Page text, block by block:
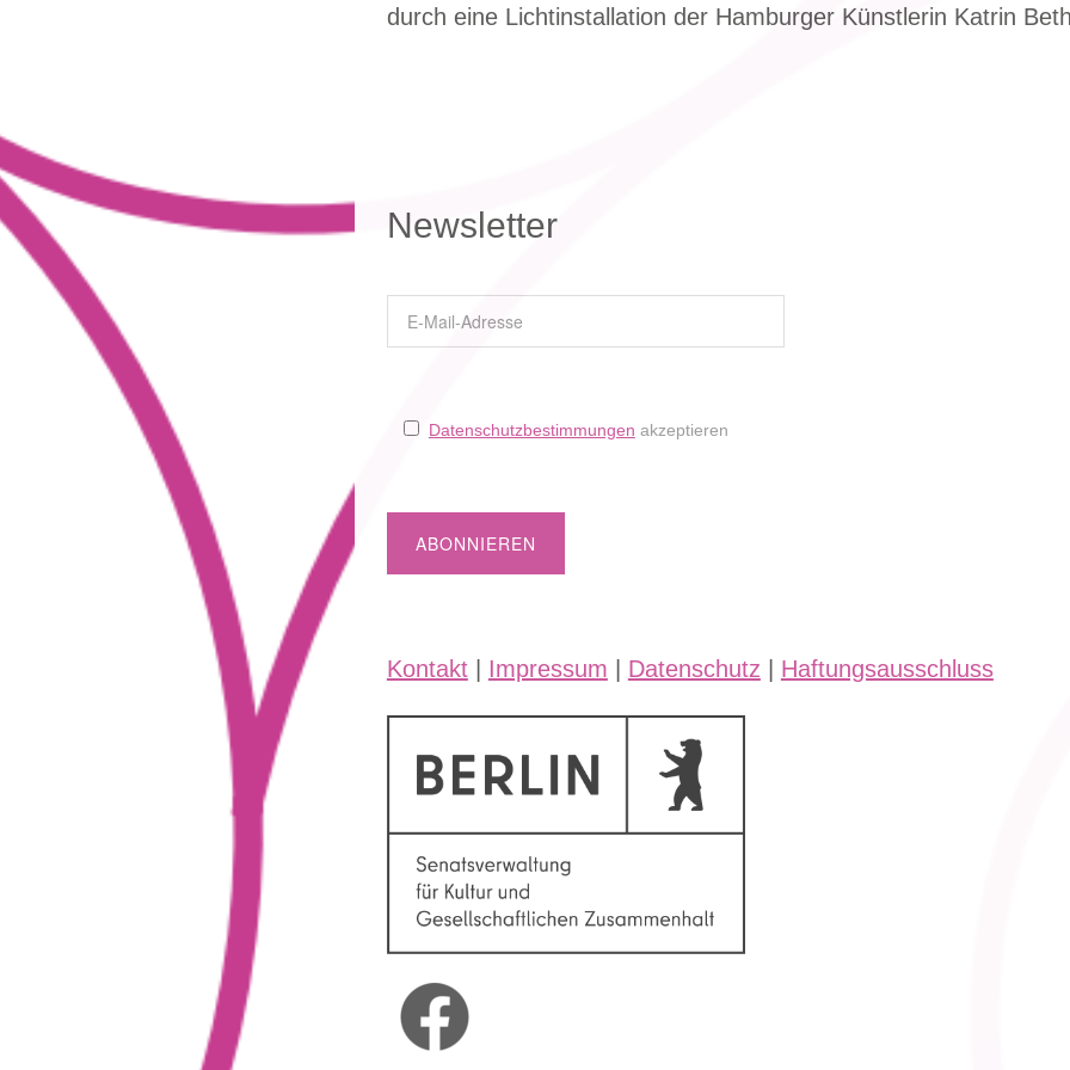
durch eine Lichtinstallation der Hamburger Künstlerin Katrin
Newsletter
Datenschutzbestimmungen akzeptieren
Kontakt| Impressum Datenschutz Haftungsausschluss